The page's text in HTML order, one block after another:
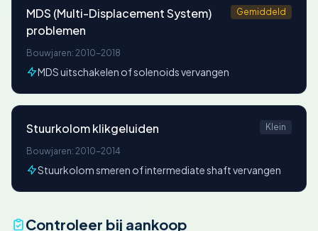
MDS (Multi-Displacement System)
problemen
Gemiddeld
Bouwjaren: 2010-2018
MDS uitschakelen of solenoids vervangen
Stuurkolom klikgeluiden Klein
Bouwjaren: 2010-2014
Stuurkolom smeren of intermediate shaft vervangen
Controleer bij aankoop